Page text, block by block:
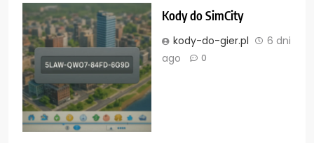
Kody do SimCity
kody-do-gier.pl
6 dni
ago
0